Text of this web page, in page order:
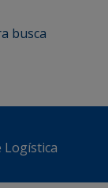
busca
Logística